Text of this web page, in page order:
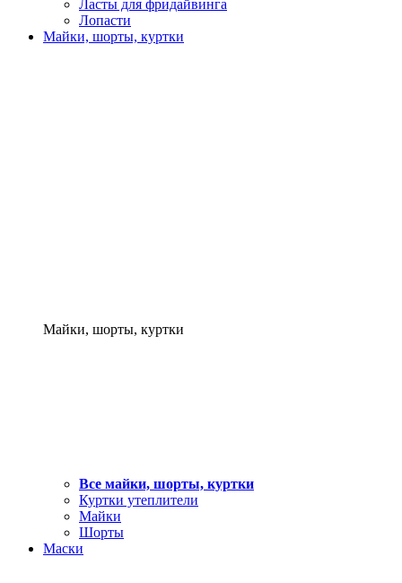
Ласты для фридайвинга
Лопасти
Майки, шорты, куртки
Майки, шорты, куртки
Все майки, шорты, куртки
Куртки утеплители
Майки
Шорты
Маски